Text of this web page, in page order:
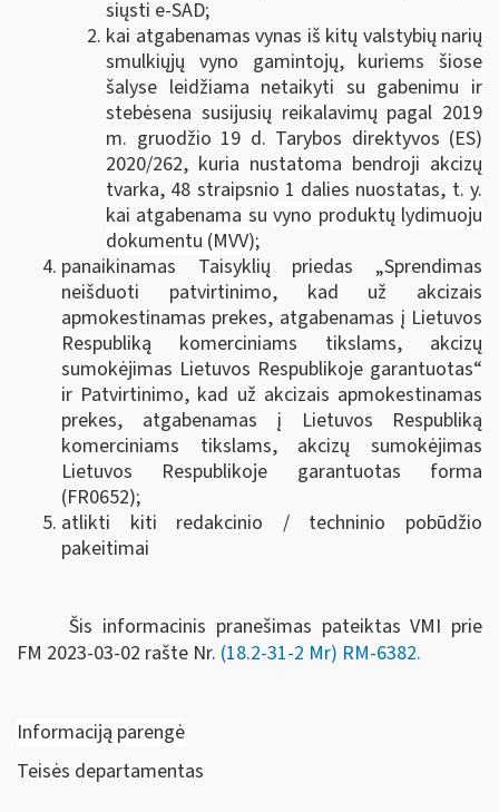
siųsti e-SAD;
kai atgabenamas vynas iš kitų valstybių narių
smulkiųjų vyno gamintojų, kuriems šiose
šalyse leidžiama netaikyti su gabenimu ir
stebėsena susijusių reikalavimų pagal 2019
m. gruodžio 19 d. Tarybos direktyvos (ES)
2020/262, kuria nustatoma bendroji akcizų
tvarka, 48 straipsnio 1 dalies nuostatas, t. y.
kai atgabenama suvyno produktų lydimuoju
dokumentu (MVV);
panaikinamas Taisyklių priedas „Sprendimas
neišduoti patvirtinimo, kad už akcizais
apmokestinamas prekes, atgabenamas į Lietuvos
Respubliką komerciniams tikslams, akcizų
sumokėjimas Lietuvos Respublikoje garantuotas“
ir Patvirtinimo, kad už akcizais apmokestinamas
prekes, atgabenamas į Lietuvos Respubliką
komerciniams tikslams, akcizų sumokėjimas
Lietuvos Respublikoje garantuotas forma
(FR0652);
atlikti kiti redakcinio / techninio pobūdžio
pakeitimai
Šis informacinis pranešimas pateiktas VMI prie
FM 2023-03-02 rašte Nr. (18.2-31-2 Mr) RM-6382.
Informaciją parengė
Teisės departamentas